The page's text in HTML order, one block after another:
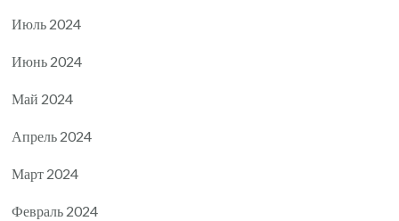
Июль 2024
Июнь 2024
Май 2024
Апрель 2024
Март 2024
Февраль 2024